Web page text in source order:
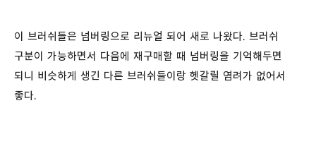
이 브러쉬들은 넘버링으로 리뉴얼 되어 새로 나왔다. 브러쉬
구분이 가능하면서 다음에 재구매할 때 넘버링을 기억해두면
되니 비슷하게 생긴 다른 브러쉬들이랑 헷갈릴 염려가 없어서
좋다.